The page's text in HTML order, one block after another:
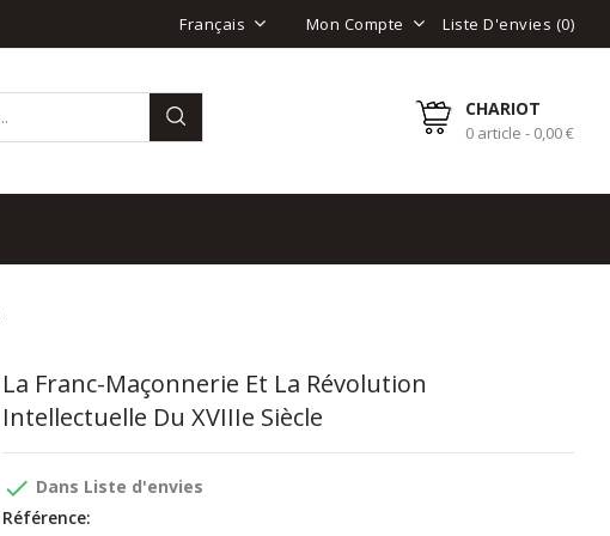
Français Mon Compte Liste D'envies (0)
CHARIOT
0 article - 0,00 €
La Franc-Maçonnerie Et La Révolution
Intellectuelle Du XVIIIe Siècle
done Dans Liste d'envies
Référence: